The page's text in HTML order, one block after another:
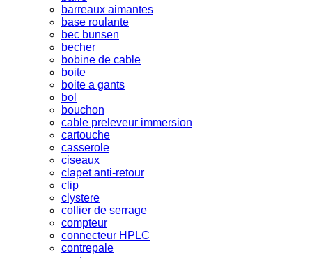
barreaux aimantes
base roulante
bec bunsen
becher
bobine de cable
boite
boite a gants
bol
bouchon
cable preleveur immersion
cartouche
casserole
ciseaux
clapet anti-retour
clip
clystere
collier de serrage
compteur
connecteur HPLC
contrepale